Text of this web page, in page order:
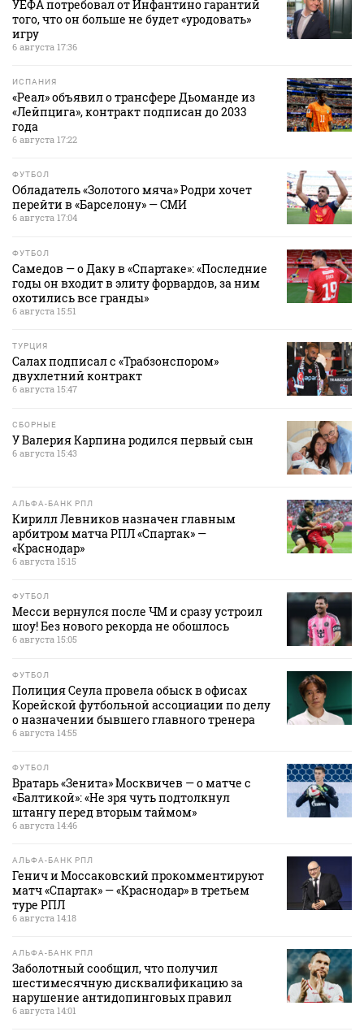
УЕФА потребовал от Инфантино гарантий
того, что он больше не будет «уродовать»
игру
6 августа 17:36
ИСПАНИЯ
«Реал» объявил о трансфере Дьоманде из
«Лейпцига», контракт подписан до 2033
года
6 августа 17:22
ФУТБОЛ
Обладатель «Золотого мяча» Родри хочет
перейти в «Барселону» — СМИ
6 августа 17:04
ФУТБОЛ
Самедов — о Даку в «Спартаке»: «Последние
годы он входит в элиту форвардов, за ним
охотились все гранды»
6 августа 15:51
ТУРЦИЯ
Салах подписал с «Трабзонспором»
двухлетний контракт
6 августа 15:47
СБОРНЫЕ
У Валерия Карпина родился первый сын
6 августа 15:43
АЛЬФА-БАНК РПЛ
Кирилл Левников назначен главным
арбитром матча РПЛ «Спартак» —
«Краснодар»
6 августа 15:15
ФУТБОЛ
Месси вернулся после ЧМ и сразу устроил
шоу! Без нового рекорда не обошлось
6 августа 15:05
ФУТБОЛ
Полиция Сеула провела обыск в офисах
Корейской футбольной ассоциации по делу
о назначении бывшего главного тренера
6 августа 14:55
ФУТБОЛ
Вратарь «Зенита» Москвичев — о матче с
«Балтикой»: «Не зря чуть подтолкнул
штангу перед вторым таймом»
6 августа 14:46
АЛЬФА-БАНК РПЛ
Генич и Моссаковский прокомментируют
матч «Спартак» — «Краснодар» в третьем
туре РПЛ
6 августа 14:18
АЛЬФА-БАНК РПЛ
Заболотный сообщил, что получил
шестимесячную дисквалификацию за
нарушение антидопинговых правил
6 августа 14:01